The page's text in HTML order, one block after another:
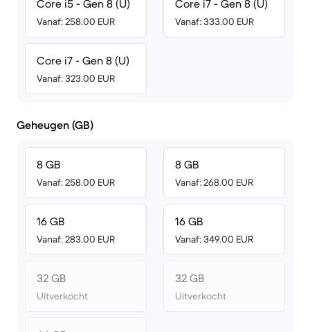
Core i5 - Gen 8 (U)
Vanaf: 258.00 EUR
Core i7 - Gen 8 (U)
Vanaf: 323.00 EUR
Core i7 - Gen 8 (U)
Vanaf: 333.00 EUR
Geheugen (GB)
8 GB
Vanaf: 258.00 EUR
16 GB
Vanaf: 283.00 EUR
32 GB
Uitverkocht
8 GB
Vanaf: 268.00 EUR
16 GB
Vanaf: 349.00 EUR
32 GB
Uitverkocht